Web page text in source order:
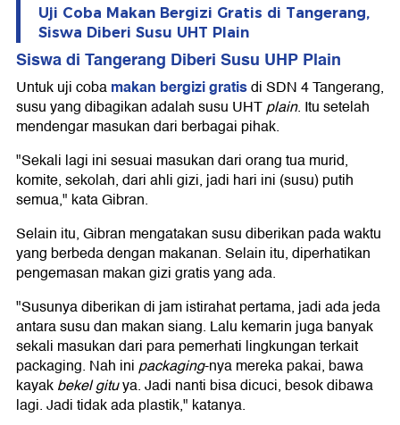
Uji Coba Makan Bergizi Gratis di Tangerang,
Siswa Diberi Susu UHT Plain
Siswa di Tangerang Diberi Susu UHP Plain
Untuk uji cobamakan bergizi gratisdi SDN 4 Tangerang,
susu yang dibagikan adalah susu UHTplain. Itu setelah
mendengar masukan dari berbagai pihak.
"Sekali lagi ini sesuai masukan dari orang tua murid,
komite, sekolah, dari ahli gizi, jadi hari ini (susu) putih
semua," kata Gibran.
Selain itu, Gibran mengatakan susu diberikan pada waktu
yang berbeda dengan makanan. Selain itu, diperhatikan
pengemasan makan gizi gratis yang ada.
"Susunya diberikan di jam istirahat pertama, jadi ada jeda
antara susu dan makan siang. Lalu kemarin juga banyak
sekali masukan dari para pemerhati lingkungan terkait
packaging. Nah inipackaging-nya mereka pakai, bawa
kayakbekel gituya. Jadi nanti bisa dicuci, besok dibawa
lagi. Jadi tidak ada plastik," katanya.